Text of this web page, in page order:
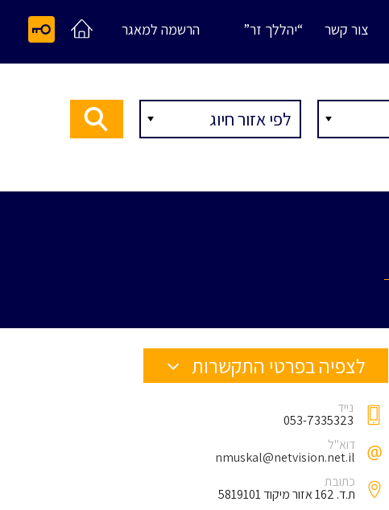
צור קשר “יהללך זר” הרשמה למאגר
לצפיה בפרטי התקשרות
נייד
053-7335323
דוא"ל
nmuskal@netvision.net.il
כתובת
ת.ד. 162 אזור מיקוד 5819101